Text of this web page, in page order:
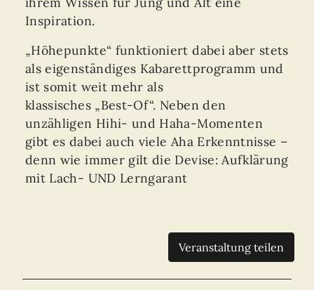
Inspiration.
„Höhepunkte“ funktioniert dabei aber stets
als eigenständiges Kabarettprogramm und
ist somit weit mehr als
klassisches „Best-Of“. Neben den
unzähligen Hihi- und Haha-Momenten
gibt es dabei auch viele Aha Erkenntnisse –
denn wie immer gilt die Devise: Aufklärung
mit Lach- UND Lerngarant
Veranstaltung teilen